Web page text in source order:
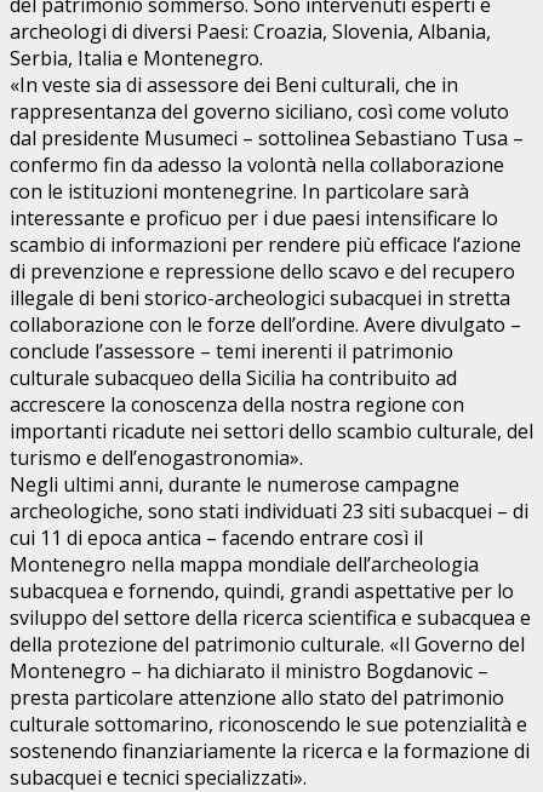
archeologi di diversi Paesi: Croazia, Slovenia, Albania,
Serbia, Italia e Montenegro.
«In veste sia di assessore dei Beni culturali, che in
rappresentanza del governo siciliano, così come voluto
dal presidente Musumeci – sottolinea Sebastiano Tusa –
confermo fin da adesso la volontà nella collaborazione
con le istituzioni montenegrine. In particolare sarà
interessante e proficuo per i due paesi intensificare lo
scambio di informazioni per rendere più efficace l’azione
di prevenzione e repressione dello scavo e del recupero
illegale di beni storico-archeologici subacquei in stretta
collaborazione con le forze dell’ordine. Avere divulgato –
conclude l’assessore – temi inerenti il patrimonio
culturale subacqueo della Sicilia ha contribuito ad
accrescere la conoscenza della nostra regione con
importanti ricadute nei settori dello scambio culturale, del
turismo e dell’enogastronomia».
Negli ultimi anni, durante le numerose campagne
archeologiche, sono stati individuati 23 siti subacquei – di
cui 11 di epoca antica – facendo entrare così il
Montenegro nella mappa mondiale dell’archeologia
subacquea e fornendo, quindi, grandi aspettative per lo
sviluppo del settore della ricerca scientifica e subacquea e
della protezione del patrimonio culturale. «Il Governo del
Montenegro – ha dichiarato il ministro Bogdanovic –
presta particolare attenzione allo stato del patrimonio
culturale sottomarino, riconoscendo le sue potenzialità e
sostenendo finanziariamente la ricerca e la formazione di
subacquei e tecnici specializzati».